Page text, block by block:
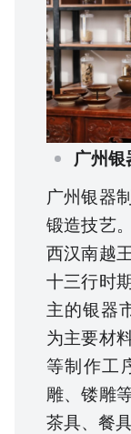
广州
广州银器
锻造技艺
西汉南越
十三行时
主的银器
为主要材
等制作工
雕、镂雕
茶具、餐